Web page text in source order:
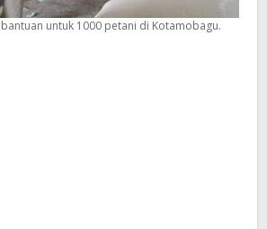
untuk 1000 petani di Kotamobagu.